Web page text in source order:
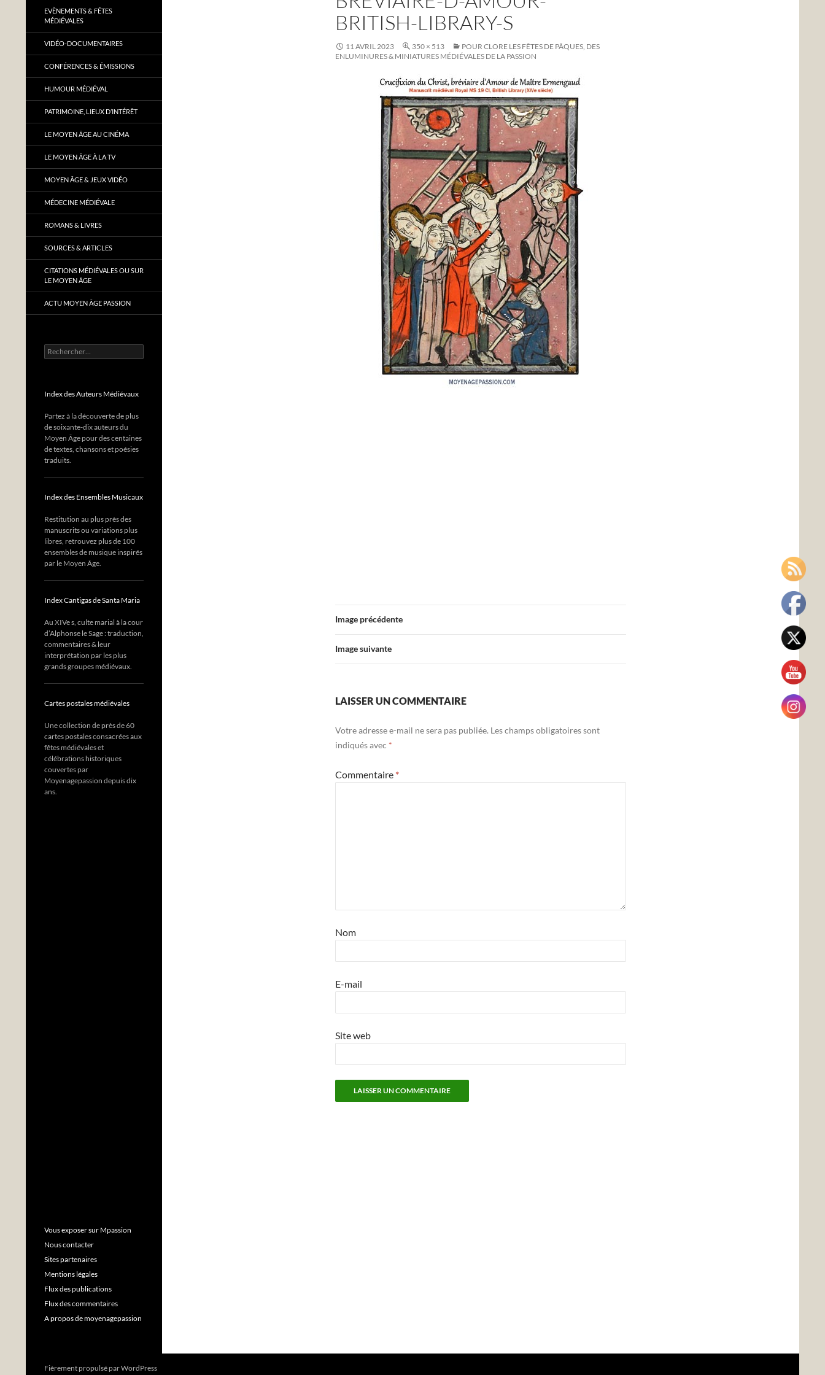
BRITISH-LIBRARY-S
11 AVRIL 2023 350 × 513
POUR CLORE LES FÊTES DE PÂQUES, DES
ENLUMINURES & MINIATURES MÉDIÉVALES DE LA PASSION
Image précédente
Image suivante
LAISSER UN COMMENTAIRE
Votre adresse e-mail ne sera pas publiée. Les champs obligatoires sont
indiqués avec *
Commentaire *
Nom
E-mail
Site web
EVÈNEMENTS & FÊTES
MÉDIÉVALES
VIDÉO-DOCUMENTAIRES
CONFÉRENCES & ÉMISSIONS
HUMOUR MÉDIÉVAL
PATRIMOINE, LIEUX D’INTÉRÊT
LE MOYEN ÂGE AU CINÉMA
LE MOYEN ÂGE À LA TV
MOYEN ÂGE & JEUX VIDÉO
MÉDECINE MÉDIÉVALE
ROMANS & LIVRES
SOURCES & ARTICLES
CITATIONS MÉDIÉVALES OU SUR
LE MOYEN ÂGE
ACTU MOYEN ÂGE PASSION
Rechercher :
Index des Auteurs Médiévaux
Partez à la découverte de plus
de soixante-dix auteurs du
Moyen Âge pour des centaines
de textes, chansons et poésies
traduits.
Index des Ensembles Musicaux
Restitution au plus près des
manuscrits ou variations plus
libres, retrouvez plus de 100
ensembles de musique inspirés
par le Moyen Âge.
Index Cantigas de Santa Maria
Au XIVe s, culte marial à la cour
d’Alphonse le Sage : traduction,
commentaires & leur
interprétation par les plus
grands groupes médiévaux.
Cartes postales médiévales
Une collection de près de 60
cartes postales consacrées aux
fêtes médiévales et
célébrations historiques
couvertes par
Moyenagepassion depuis dix
ans.
Vous exposer sur Mpassion
Nous contacter
Sites partenaires
Mentions légales
Flux des publications
Flux des commentaires
A propos de moyenagepassion
Fièrement propulsé par WordPress